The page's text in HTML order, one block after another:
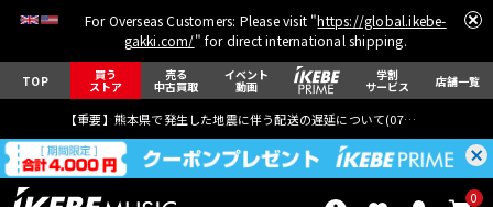
For Overseas Customers: Please visit "https://global.ikebe-
gakki.com/" for direct international shipping.
TOP 買う
ストア
売る
中古買取
イベント
動画
学割
サービス 店舗一覧
【重要】熊本県で発生した地震に伴う配送の遅延について(07月29日
0